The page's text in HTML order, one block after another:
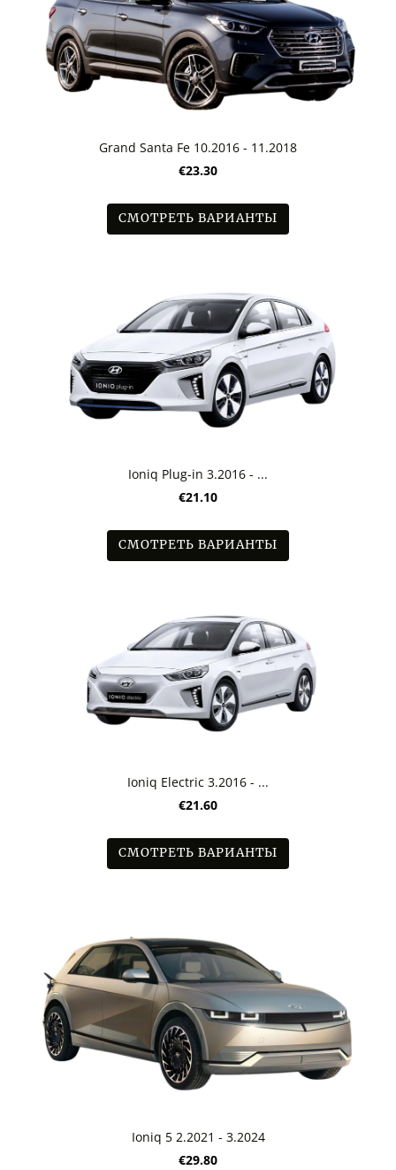
Grand Santa Fe 10.2016 - 11.2018
€23.30
СМОТРЕТЬ ВАРИАНТЫ
Ioniq Plug-in 3.2016 - ...
€21.10
СМОТРЕТЬ ВАРИАНТЫ
Ioniq Electric 3.2016 - ...
€21.60
СМОТРЕТЬ ВАРИАНТЫ
Ioniq 5 2.2021 - 3.2024
€29.80